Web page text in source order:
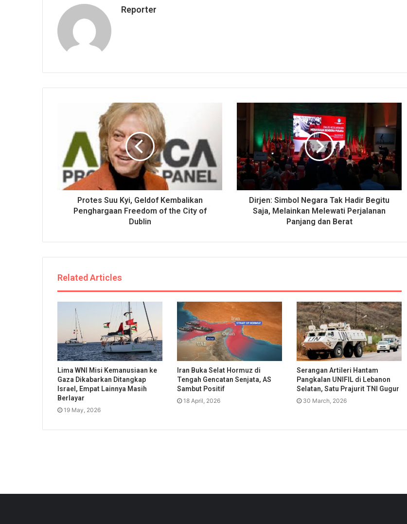
Reporter
Protes Suu Kyi, Geldof Kembalikan
Penghargaan Freedom of the City of
Dublin
Dirjen: Simbol Negara Tak Hadir Begitu
Saja, Melainkan Melewati Perjalanan
Panjang dan Berat
Related Articles
Lima WNI Misi Kemanusiaan ke
Gaza Dikabarkan Ditangkap
Israel, Empat Lainnya Masih
Berlayar
19 May, 2026
Iran Buka Selat Hormuz di
Tengah Gencatan Senjata, AS
Sambut Positif
18 April, 2026
Serangan Artileri Hantam
Pangkalan UNIFIL di Lebanon
Selatan, Satu Prajurit TNI Gugur
30 March, 2026